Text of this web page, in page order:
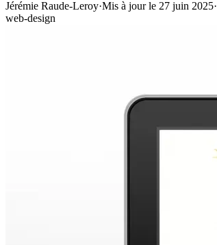
Jérémie Raude-Leroy·Mis à jour le 27 juin 2025·
web-design